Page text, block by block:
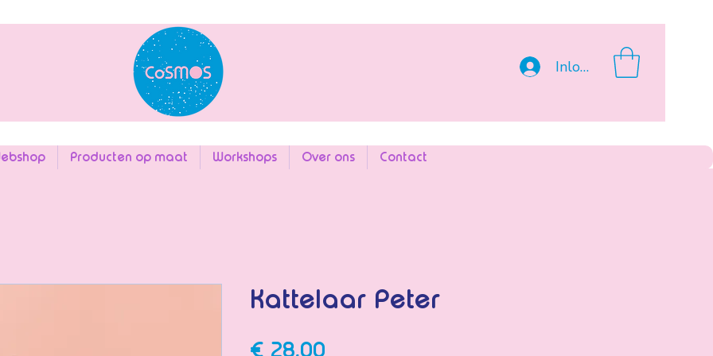
Inloggen
Producten op maat Workshops Over ons Contact
Kattelaar Peter
€ 28,00